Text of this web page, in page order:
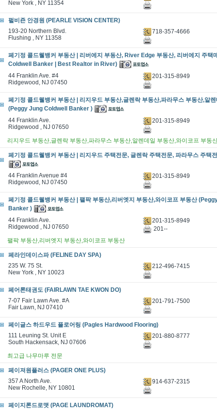
New York , NY 11354
펄비죤 안경원 (PEARLE VISION CENTER)
193-20 Northern Blvd.
Flushing , NY 11358
718-357-4666
페기정 콜드웰뱅커 부동산 | 리버에지 부동산, River Edge 부동산, 리버에지 주택
Coldwell Banker | Best Realtor in River)
44 Franklin Ave. #4
Ridgewood, NJ 07450
201-315-8949
페기정 콜드웰뱅커 부동산 | 리지우드 부동산,글렌락 부동산,파라무스 부동산,알
(Peggy Jung Coldwell Banker )
44 Franklin Ave.
Ridgewood , NJ 07650
201-315-8949
리지우드 부동산,글렌락 부동산,파라무스 부동산,알렌데일 부동산,와이코프 부동
페기정 콜드웰뱅커 부동산 | 리지우드 주택전문, 글렌락 주택전문, 파라무스 주택
44 Franklin Avenue #4
Ridgewood, NJ 07450
201-315-8949
페기정 콜드웰뱅커 부동산 | 팰팍 부동산,리버엣지 부동산,와이코프 부동산
Banker )
44 Franklin Ave.
Ridgewood , NJ 07650
201-315-8949
201--
팰팍 부동산,리버엣지 부동산,와이코프 부동산
페라인데이스파 (FELINE DAY SPA)
235 W. 75 St.
New York , NY 10023
212-496-7415
페어론태권도 (FAIRLAWN TAE KWON DO)
7-07 Fair Lawn Ave. #A
Fair Lawn, NJ 07410
201-791-7500
페이글스 하드우드 플로어링 (Pagles Hardwood Flooring)
111 Leuning St. Unit E
South Hackensack, NJ 07606
201-880-8777
최고급 나무마루 전문
페이져원플러스 (PAGER ONE PLUS)
357 A North Ave.
New Rochelle, NY 10801
914-637-2315
페이지론드로맷 (PAGE LAUNDROMAT)